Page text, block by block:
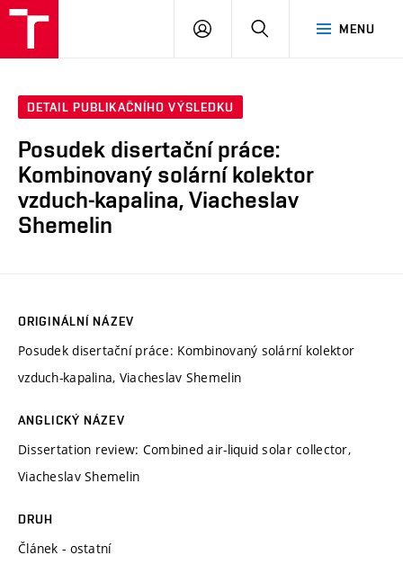
MENU
PŘIHLÁSIT
DETAIL PUBLIKAČNÍHO VÝSLEDKU
Posudek disertační práce:
Kombinovaný solární kolektor
vzduch-kapalina, Viacheslav
Shemelin
ORIGINÁLNÍ NÁZEV
Posudek disertační práce: Kombinovaný solární kolektor
vzduch-kapalina, Viacheslav Shemelin
ANGLICKÝ NÁZEV
Dissertation review: Combined air-liquid solar collector,
Viacheslav Shemelin
DRUH
Článek - ostatní